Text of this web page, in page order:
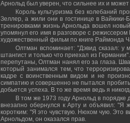
Арнольд был уверен, что сильнее их и
Король культуризма без колебаний
Зеллер, а жили они в гостинице в Вайкики-
тренировками жизнь Арнольда вошел
упомянул его имя в разговоре с
художественный фильм по книге Раймонда
Олтман вспоминает: "Дэвид сказал: у
штангист и только что приехал из
перепутаны, Олтман нанял его за глаза.
который занимался тем, что
кадре с воинственным видом и не
симпатию и совершенно не пытался
добьется успеха. В то же время ведь я
В том же 1973 году Арнольд в порядке
внезапно обернулся к Арту и объявил: "Я
коротким: "Я это чувствую. Нюхом чую. Это
Арнольдом, он оказался прав.